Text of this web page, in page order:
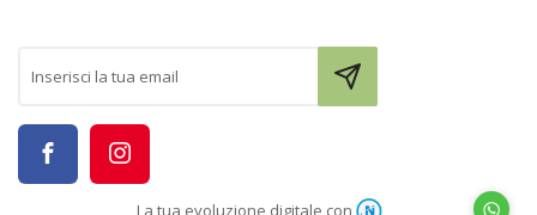
La tua evoluzione digitale con